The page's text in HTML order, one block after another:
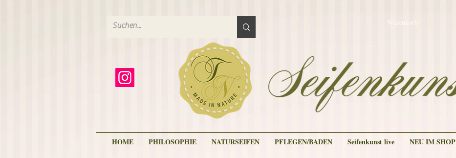
Warenkorb:
HOME PHILOSOPHIE NATURSEIFEN PFLEGEN/BADEN Seifenkunst live NEU IM SHOP